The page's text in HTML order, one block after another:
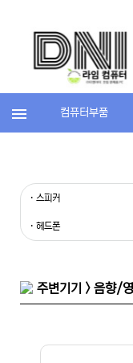
컴퓨터부품
· 스피커
· 헤드폰
주변기기 > 음향/